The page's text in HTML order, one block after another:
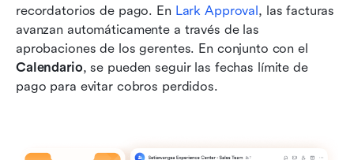
recordatorios de pago. En Lark Approval, las facturas
avanzan automáticamente a través de las
Calendario, se pueden seguir las fechas límite de
pago para evitar cobros perdidos.